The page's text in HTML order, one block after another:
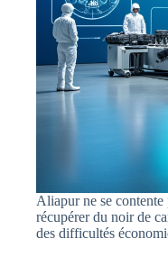
Aliapur ne se contente
récupérer du noir de
des difficultés